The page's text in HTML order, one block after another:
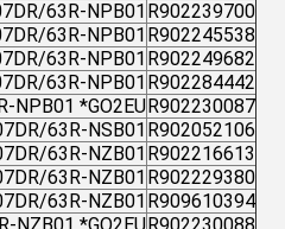
R902239700
63R-NPB01
R902245538
63R-NPB01
R902249682
63R-NPB01
R902284442
63R-NPB01
R902230087
NPB01 *GO2EU*
R902052106
63R-NSB01
R902216613
63R-NZB01
R902229380
63R-NZB01
R909610394
63R-NZB01